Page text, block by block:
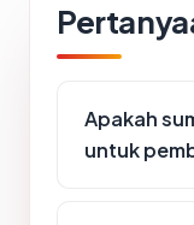
Apakah
untuk